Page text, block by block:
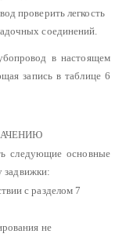
проверить легкость
соединений.
в настоящем
запись в таблице 6
следующие основные
задвижки:
с разделом 7
не